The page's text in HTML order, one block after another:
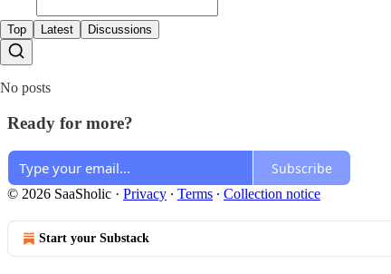
Top Latest Discussions
No posts
Ready for more?
Subscribe
© 2026 SaaSholic · Privacy ∙ Terms ∙ Collection notice
Start your Substack